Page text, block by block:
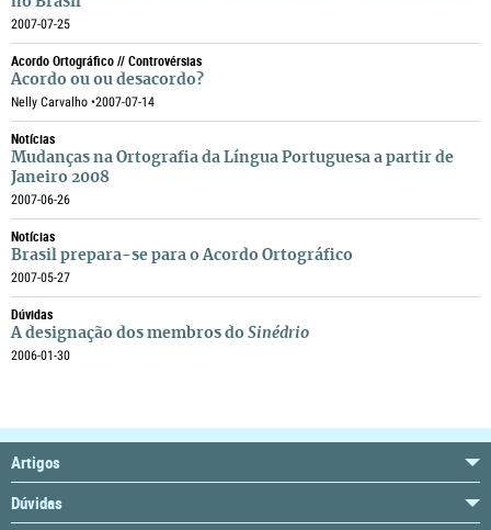
2007-07-25
Acordo Ortográfico // Controvérsias
Acordo ou ou desacordo?
Nelly Carvalho •2007-07-14
Notícias
Mudanças na Ortografia da Língua Portuguesa a partir de
Janeiro 2008
2007-06-26
Notícias
Brasil prepara-se para o Acordo Ortográfico
2007-05-27
Dúvidas
A designação dos membros do Sinédrio
2006-01-30
Artigos
Dúvidas